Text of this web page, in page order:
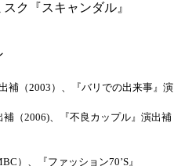
ク『スキャンダル』
補（2003）、『バリでの出来事』演
補（2006)、『不良カップル』演出補
）、『ファッション70’S』